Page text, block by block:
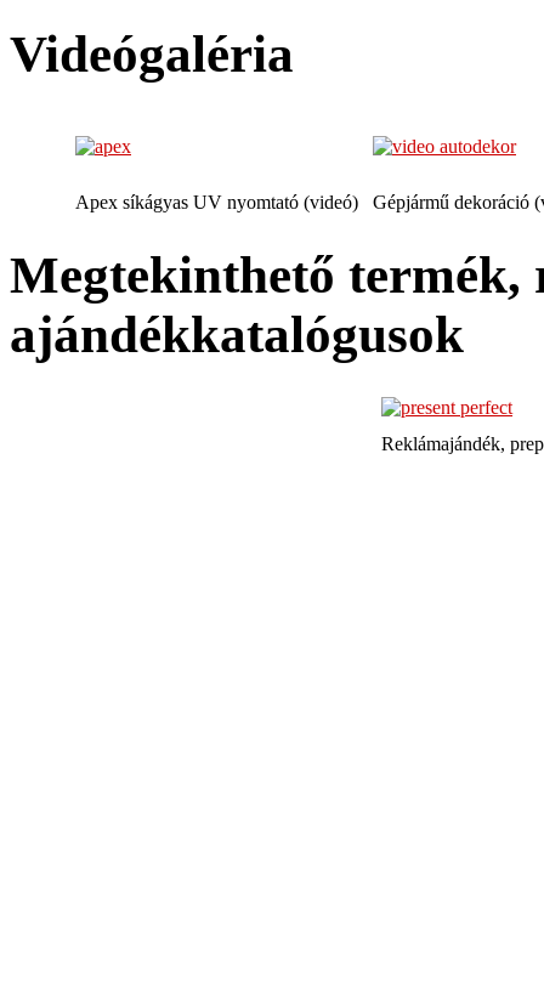
Videógaléria
Apex síkágyas UV nyomtató (videó) Gépjármű dekoráció
Megtekinthető termék,
ajándékkatalógusok
Reklámajándék,